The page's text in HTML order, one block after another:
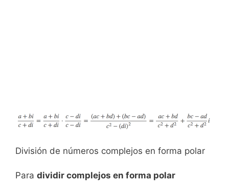
División de números complejos en forma polar
Para dividir complejos en forma polar